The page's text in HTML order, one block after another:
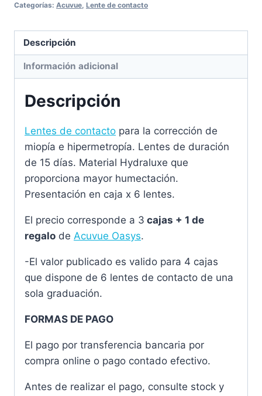
Categorías: Acuvue, Lente de contacto
Descripción
Información adicional
Descripción
Lentes de contacto para la corrección de
miopía e hipermetropía. Lentes de duración
de 15 días. Material Hydraluxe que
proporciona mayor humectación.
Presentación en caja x 6 lentes.
El precio corresponde a 3 cajas + 1 de
regalo de Acuvue Oasys.
-El valor publicado es valido para 4 cajas
que dispone de 6 lentes de contacto de una
sola graduación.
FORMAS DE PAGO
El pago por transferencia bancaria por
compra online o pago contado efectivo.
Antes de realizar el pago, consulte stock y